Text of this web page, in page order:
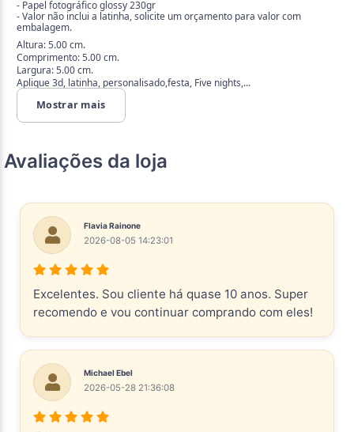
- Papel fotográfico glossy 230gr
- Valor não inclui a latinha, solicite um orçamento para valor com
embalagem.
Altura: 5.00 cm.
Comprimento: 5.00 cm.
Largura: 5.00 cm.
Aplique 3d, latinha, personalisado,festa, Five nights,...
Mostrar mais
Avaliações da loja
Flavia Rainone
2026-08-05 14:23:01
Excelentes. Sou cliente há quase 10 anos. Super
recomendo e vou continuar comprando com eles!
Michael Ebel
2026-05-28 21:36:08